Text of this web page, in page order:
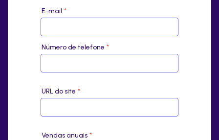
E-mail *
Número de telefone *
URL do site *
Vendas anuais *